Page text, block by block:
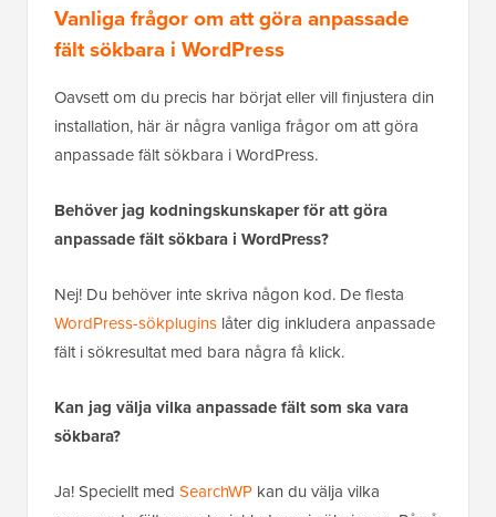
Vanliga frågor om att göra anpassade
fält sökbara i WordPress
Oavsett om du precis har börjat eller vill finjustera din
installation, här är några vanliga frågor om att göra
anpassade fält sökbara i WordPress.
Behöver jag kodningskunskaper för att göra
anpassade fält sökbara i WordPress?
Nej! Du behöver inte skriva någon kod. De flesta
WordPress-sökplugins låter dig inkludera anpassade
fält i sökresultat med bara några få klick.
Kan jag välja vilka anpassade fält som ska vara
sökbara?
Ja! Speciellt med SearchWP kan du välja vilka